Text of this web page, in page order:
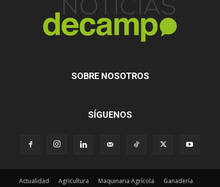
SOBRE NOSOTROS
SÍGUENOS
Actualidad Agricultura Maquinaria Agrícola
Ganadería